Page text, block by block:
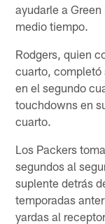
ayudarle a
medio tiempo.
Rodgers, quien
cuarto, completó
en el segundo
touchdowns en
cuarto.
Los Packers
segundos al
suplente detrás
temporadas
yardas al